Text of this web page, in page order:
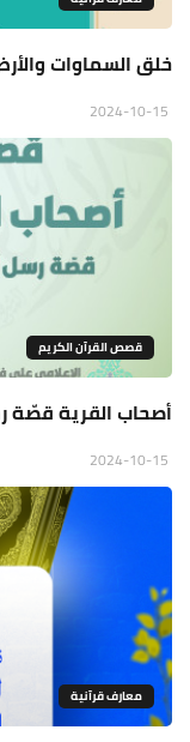
خلق السماوات
قصص القرآن الكريم
أصحاب القرية قصّة
معارف قرآنية